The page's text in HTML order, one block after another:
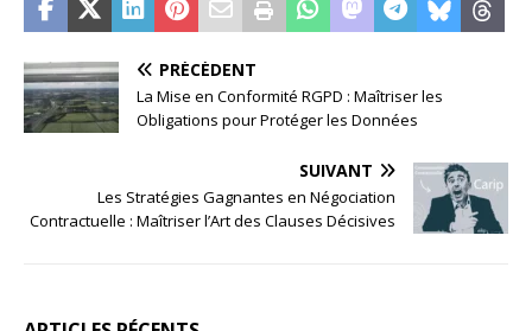
PRÉCÉDENT
La Mise en Conformité RGPD : Maîtriser les
Obligations pour Protéger les Données
SUIVANT
Les Stratégies Gagnantes en Négociation
Contractuelle : Maîtriser l’Art des Clauses Décisives